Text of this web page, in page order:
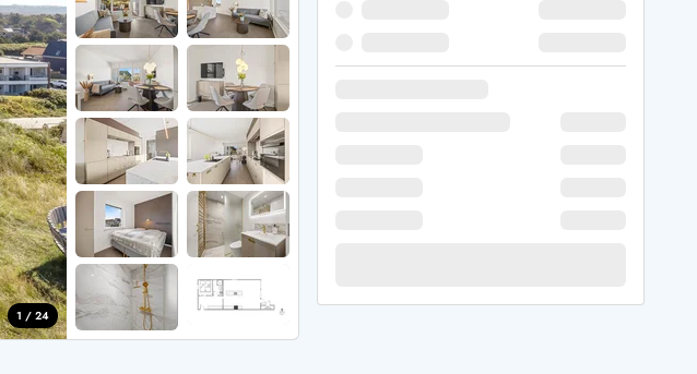
Ferienhäuser in Nymindegab
Ferienhäuser Römö
Ferienhäuser am Ringköbing Fjord
Ferienhäuser Sondervig
Ferienhäuser Skodbjerge
Ferienhäuser in Thorsminde
Ferienhäuser Vederso Klit
Ferienhäuser Vejers Strand
Ferienhäuser Vester Husby
1 / 24